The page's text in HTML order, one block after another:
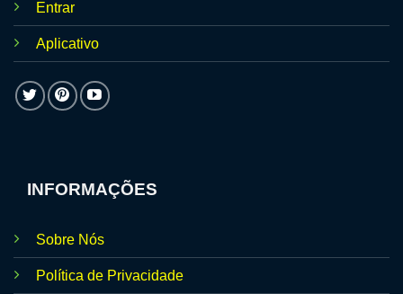
Entrar
Aplicativo
INFORMAÇÕES
Sobre Nós
Política de Privacidade